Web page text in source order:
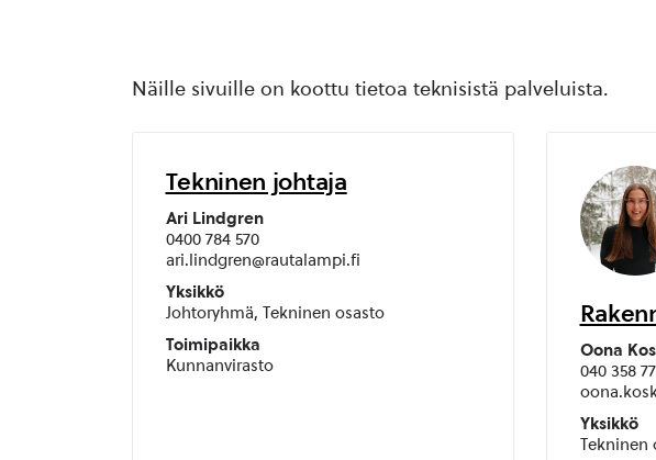
Näille sivuille on koottu tietoa teknisistä palveluista.
Tekninen johtaja
Ari Lindgren
0400 784 570
ari.lindgren@rautalampi.fi
Yksikkö
Johtoryhmä, Tekninen osasto
Toimipaikka
Kunnanvirasto
Oona
040 358
Yksikkö
Tekninen